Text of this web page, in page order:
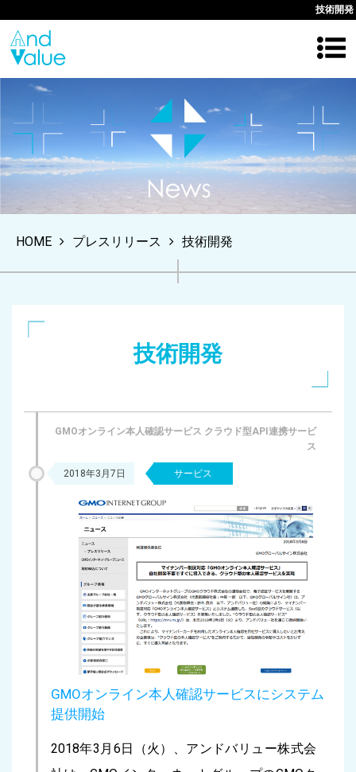
技術開発
HOME プレスリリース 技術開発
技術開発
GMOオンライン本人確認サービス クラウド型API連携サービ
ス
2018年3月7日 サービス
GMOオンライン本人確認サービスにシステム
提供開始
2018年3月6日（火）、アンドバリュー株式会